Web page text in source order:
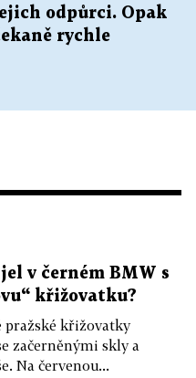
odpůrci. Opak
rychle
v černém BMW s
křižovatku?
pražské křižovatky
začerněnými skly a
Na červenou...